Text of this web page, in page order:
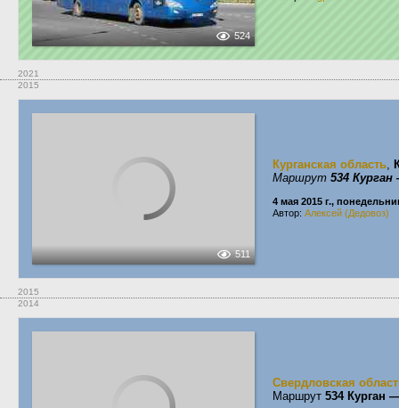
524
2021
2015
511
Курганская область,
Маршрут 534
4 мая 2015 г.,
Автор: Алексей (Дедовоз)
2015
2014
Свердловская
Маршрут 534 Курган